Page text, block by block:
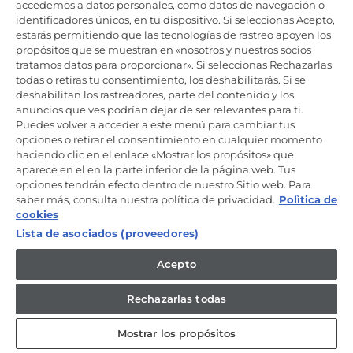
Productos de cuidado y mantenimiento
Mantente en contacto
Regístrate ahora
Candy Hoover Group Srl –con accionista único, empresa que
gestiona y coordina la actividad de Candy S.p.A, con domicilio fiscal
en Via Comolli, 57 - 20861 Brugherio (MB) – Sede administrativa: Via
Privata Eden Fumagalli - 20861 Brugherio (MB). - Italia con capital
Mercantil/ tributación de Monza y Brianza 04666310158 – IVA núm.
IT00786860965
ES / Español
accedemos a datos personales, como datos de navegación o
identificadores únicos, en tu dispositivo. Si seleccionas Acepto,
estarás permitiendo que las tecnologías de rastreo apoyen los
propósitos que se muestran en «nosotros y nuestros socios
tratamos datos para proporcionar». Si seleccionas Rechazarlas
todas o retiras tu consentimiento, los deshabilitarás. Si se
deshabilitan los rastreadores, parte del contenido y los
anuncios que ves podrían dejar de ser relevantes para ti.
Puedes volver a acceder a este menú para cambiar tus
opciones o retirar el consentimiento en cualquier momento
haciendo clic en el enlace «Mostrar los propósitos» que
aparece en el en la parte inferior de la página web. Tus
opciones tendrán efecto dentro de nuestro Sitio web. Para
saber más, consulta nuestra política de privacidad. Polìtica de
cookies
Lista de asociados (proveedores)
Acepto
Rechazarlas todas
Mostrar los propósitos